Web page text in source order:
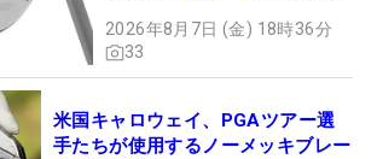
2026年8月7日 (金) 18時36分
33
米国キャロウェイ、PGAツアー選
手たちが使用するノーメッキブレー